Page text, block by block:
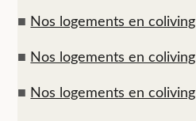
■ Nos logements en
■ Nos logements en
■ Nos logements en